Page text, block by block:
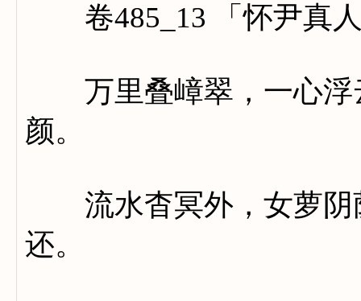
卷485_13 「怀尹真
万里叠嶂翠，一心浮
颜。
流水杳冥外，女萝阴
还。